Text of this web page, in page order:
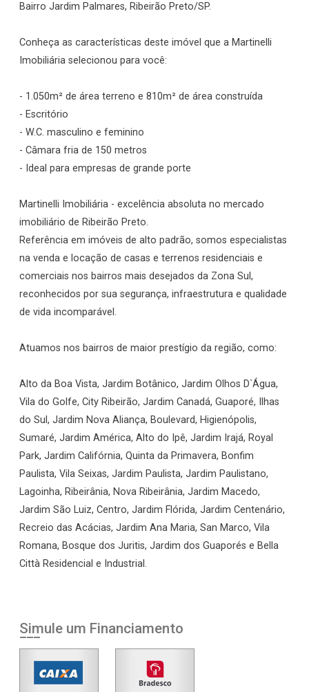
Bairro Jardim Palmares, Ribeirão Preto/SP.
Conheça as características deste imóvel que a Martinelli
Imobiliária selecionou para você:
- 1.050m² de área terreno e 810m² de área construída
- Escritório
- W.C. masculino e feminino
- Câmara fria de 150 metros
- Ideal para empresas de grande porte
Martinelli Imobiliária - excelência absoluta no mercado
imobiliário de Ribeirão Preto.
Referência em imóveis de alto padrão, somos especialistas
na venda e locação de casas e terrenos residenciais e
comerciais nos bairros mais desejados da Zona Sul,
reconhecidos por sua segurança, infraestrutura e qualidade
de vida incomparável.
Atuamos nos bairros de maior prestígio da região, como:
Alto da Boa Vista, Jardim Botânico, Jardim Olhos D`Água,
Vila do Golfe, City Ribeirão, Jardim Canadá, Guaporé, Ilhas
do Sul, Jardim Nova Aliança, Boulevard, Higienópolis,
Sumaré, Jardim América, Alto do Ipê, Jardim Irajá, Royal
Park, Jardim Califórnia, Quinta da Primavera, Bonfim
Paulista, Vila Seixas, Jardim Paulista, Jardim Paulistano,
Lagoinha, Ribeirânia, Nova Ribeirânia, Jardim Macedo,
Jardim São Luiz, Centro, Jardim Flórida, Jardim Centenário,
Recreio das Acácias, Jardim Ana Maria, San Marco, Vila
Romana, Bosque dos Juritis, Jardim dos Guaporés e Bella
Città Residencial e Industrial.
Simule um Financiamento